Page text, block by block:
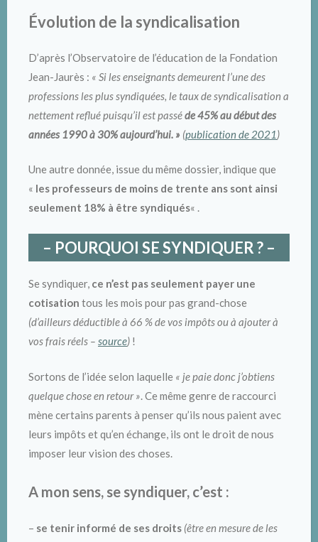
Évolution de la syndicalisation
D’après l’Observatoire de l’éducation de la Fondation
Jean-Jaurès : « Si les enseignants demeurent l’une des
professions les plus syndiquées, le taux de syndicalisation a
nettement reflué puisqu’il est passéde 45% au début des
années 1990 à 30% aujourd’hui. » (publication de 2021)
Une autre donnée, issue du même dossier, indique que
« les professeurs de moins de trente ans sont ainsi
seulement 18% à être syndiqués« .
– POURQUOI SE SYNDIQUER ? –
Se syndiquer, ce n’est pas seulement payer une
cotisation tous les mois pour pas grand-chose
(d’ailleurs déductible à 66 % de vos impôts ou à ajouter à
vos frais réels – source) !
Sortons de l’idée selon laquelle « je paie donc j’obtiens
quelque chose en retour » . Ce même genre de raccourci
mène certains parents à penser qu’ils nous paient avec
leurs impôts et qu’en échange, ils ont le droit de nous
imposer leur vision des choses.
A mon sens, se syndiquer, c’est :
– se tenir informé de ses droits (être en mesure de les